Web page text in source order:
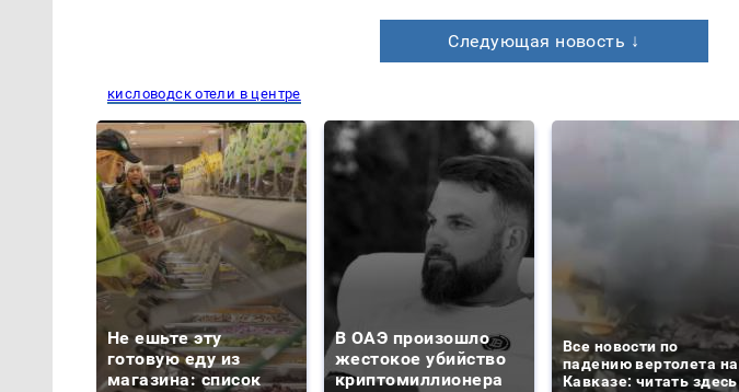
Следующая новость ↓
кисловодск отели в центре
Не ешьте эту
готовую еду из
магазина: список
В ОАЭ произошло
жестокое убийство
криптомиллионера
Все новости по
падению вертолета на
Кавказе: читать здесь